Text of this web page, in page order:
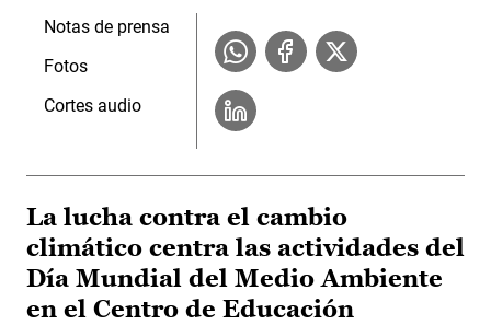
Notas de prensa
Fotos
Cortes audio
La lucha contra el cambio
climático centra las actividades del
Día Mundial del Medio Ambiente
en el Centro de Educación